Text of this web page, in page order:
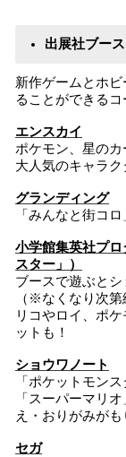
出展社ブース
新作ゲームとホ
ることができるコ
エンスカイ
ポケモン、星のカ
大人気のキャラク
グランディング
「みんなと街コ
小学館集英社プ
スター」）
ブースで遊ぶと
（※なくなり次第
リコやロイ、ポ
ットも！
ショウワノート
「ポケットモン
「スーパーマリ
え・おりがみがも
セガ